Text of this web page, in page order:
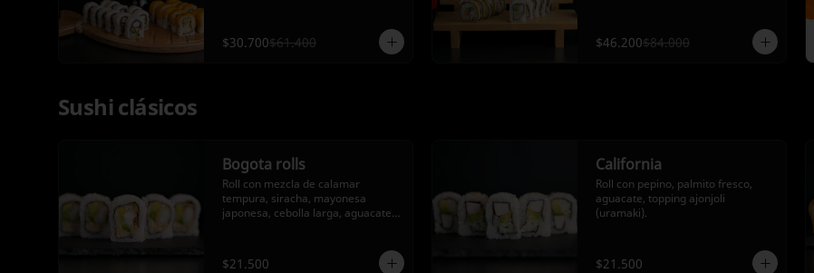
$30.700$61.400 $46.200$84.000
Sushi clásicos
Bogota rolls
Roll con mezcla de calamar
tempura, siracha, mayonesa
japonesa, cebolla larga, aguacate y
$21.500
California
Roll con pepino, palmito fresco,
aguacate, topping ajonjoli
(uramaki).
$21.500